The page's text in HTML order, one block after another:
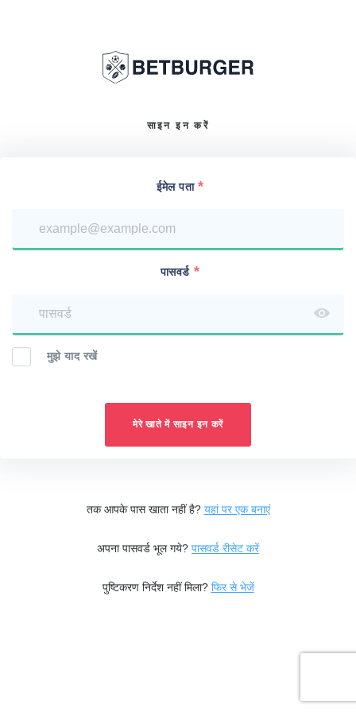
साइन इन करें
ईमेल पता
पासवर्ड
मुझे याद रखें
मेरे खाते में साइन इन करें
तक आपके पास खाता नहीं है? यहां पर एक बनाएं
अपना पासवर्ड भूल गये? पासवर्ड रीसेट करें
पुष्टिकरण निर्देश नहीं मिला? फिर से भेजें